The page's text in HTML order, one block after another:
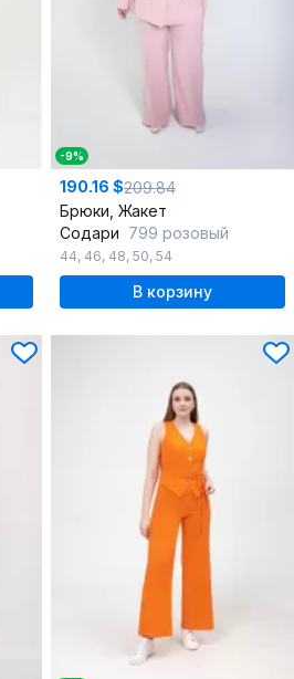
-9%
190.16 $209.84
Брюки, Жакет
Содари 799 розовый
44, 46, 48, 50, 54
В корзину